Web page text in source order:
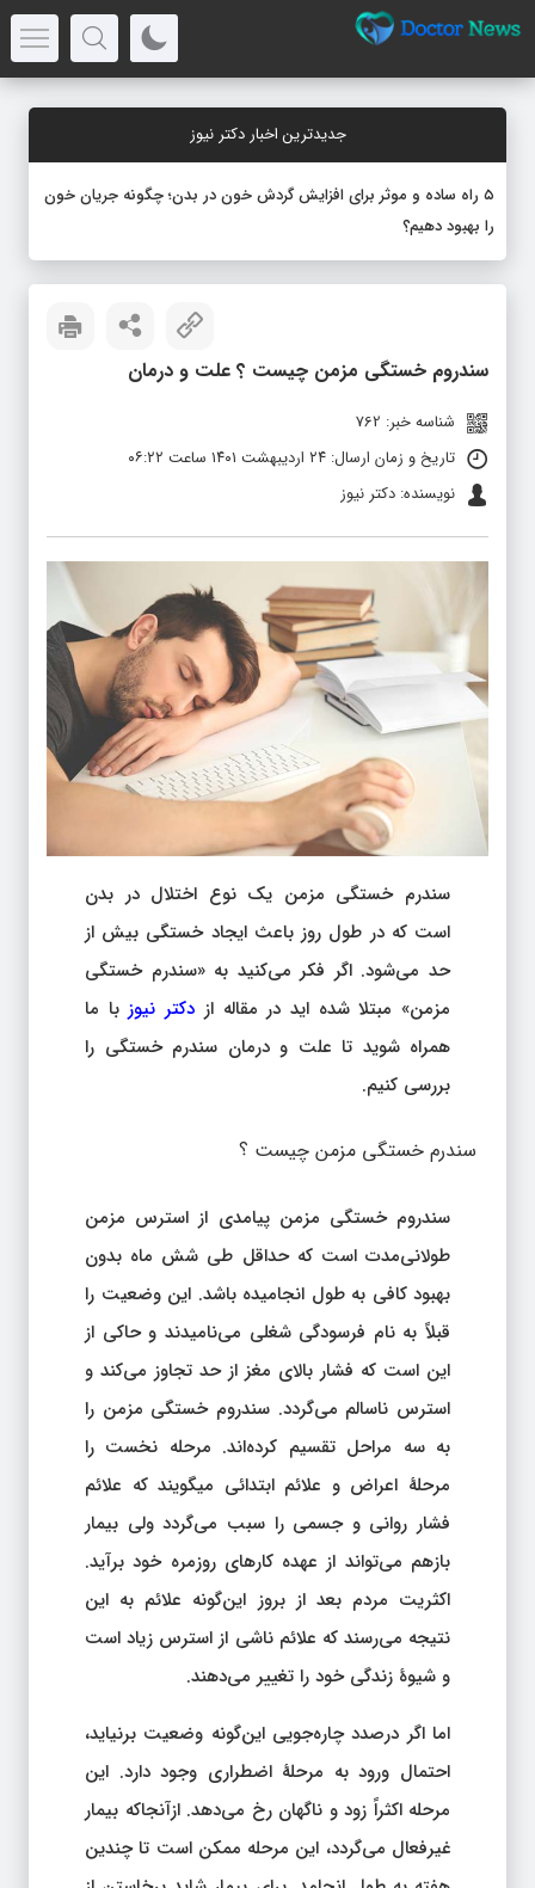
جدیدترین اخبار دکتر نیوز
۵ راه ساده و موثر برای افزایش گردش خون در بدن؛ چگونه جریان خون
را بهبود دهیم؟
سندروم خستگی مزمن چیست ؟ علت و درمان
شناسه خبر: 762
تاریخ و زمان ارسال: ۲۴ اردیبهشت ۱۴۰۱ ساعت ۰۶:۲۲
نویسنده: دکتر نیوز
سندرم خستگی مزمن یک نوع اختلال در بدن
است که در طول روز باعث ایجاد خستگی بیش از
حد می‌شود. اگر فکر می‌کنید به «سندرم خستگی
مزمن» مبتلا شده اید در مقاله از دکتر نیوز با ما
همراه شوید تا علت و درمان سندرم خستگی را
بررسی کنیم.
سندرم خستگی مزمن چیست ؟
سندروم خستگی مزمن پيامدی از استرس مزمن
طولانی‌مدت است که حداقل طی شش ماه بدون
بهبود کافی به طول انجامیده باشد. این وضعیت را
قبلاً به نام فرسودگی شغلی می‌نامیدند و حاکی از
این است که فشار بالای مغز از حد تجاوز می‌کند و
استرس ناسالم می‌گردد. سندروم خستگی مزمن را
به سه مراحل تقسیم کرده‌اند. مرحله نخست را
مرحلهٔ اعراض و علائم ابتدائی میگویند که علائم
فشار روانی و جسمی را سبب می‌گردد ولی بیمار
بازهم می‌تواند از عهده کارهای روزمره خود برآید.
اکثریت مردم بعد از بروز این‌گونه علائم به این
نتیجه می‌رسند که علائم ناشی از استرس زیاد است
و شیوهٔ زندگی خود را تغییر می‌دهند.
اما اگر درصدد چاره‌جویی این‌گونه وضعیت برنیاید،
احتمال ورود به مرحلهٔ اضطراری وجود دارد. این
مرحله اکثراً زود و ناگهان رخ می‌دهد. ازآنجاکه بیمار
غیرفعال می‌گردد، این مرحله ممکن است تا چندین